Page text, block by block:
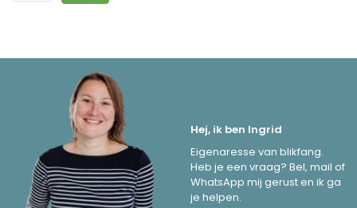
Hej, ik ben Ingrid
Eigenaresse van blikfang.
Heb je een vraag? Bel, mail of
WhatsApp mij gerust en ik ga
je helpen.